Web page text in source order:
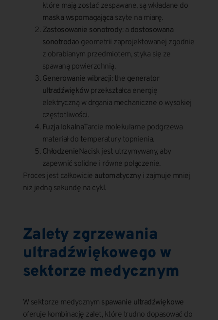
które mają zostać zespawane, są wkładane do
maska wspomagająca szyte na miarę.
Zastosowanie sonotrody: a dostosowana
sonotrodao geometrii zaprojektowanej zgodnie
z obrabianym przedmiotem, styka się ze
spawaną powierzchnią.
Generowanie wibracji: the generator
ultradźwiękówprzekształca energię
elektryczną w drgania mechaniczne o wysokiej
częstotliwości.
Fuzja lokalnaTarcie molekularne podgrzewa
materiał do temperatury topnienia.
ChłodzenieNacisk jest utrzymywany, aby
zapewnić solidne i równe połączenie.
Proces jest całkowicie automatycznyi zajmuje mniej
niż jedną sekundę na cykl.
Zalety zgrzewania
ultradźwiękowego w
sektorze medycznym
W sektorze medycznym spawanie ultradźwiękowe
oferuje kombinację zalet, które trudno dopasować do